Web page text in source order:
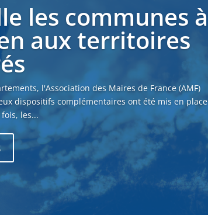
les communes à
aux territoires
l'Association des Maires de France (AMF)
dispositifs complémentaires ont été mis en place
les...